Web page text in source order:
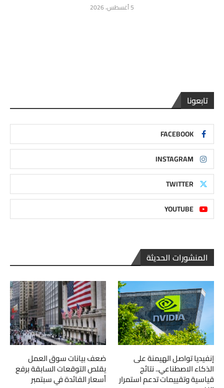
5 أغسطس، 2026
تابعونا
FACEBOOK
INSTAGRAM
TWITTER
YOUTUBE
المنشورات الحديثة
إنفيديا تواصل الهيمنة على
الذكاء الاصطناعي.. نتائج
قياسية وتقييمات تدعم استمرار
ضعف بيانات سوق العمل
يقلص التوقعات السابقة برفع
أسعار الفائدة في سبتمبر